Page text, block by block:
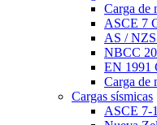
Carga de
ASCE 7
AS / NZS
NBCC
EN 1991
Carga de
Cargas sísmicas
ASCE 7-